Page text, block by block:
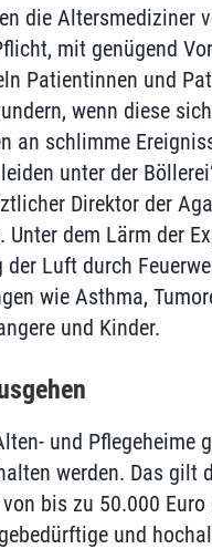
die Altersmediziner
mit genügend
Patientinnen und
wenn diese
an schlimme
unter der
Direktor der
dem Lärm der
Luft durch
wie Asthma,
und Kinder.
und Pflegeheime
werden. Das gilt
bis zu 50.000 Euro
und